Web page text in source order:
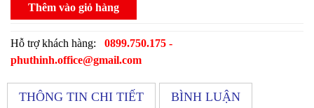
Thêm vào giỏ hàng
Hỗ trợ khách hàng: 0899.750.175 -
phuthinh.office@gmail.com
THÔNG TIN CHI TIẾT BÌNH LUẬN